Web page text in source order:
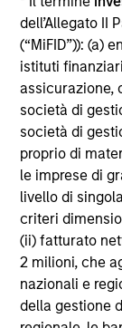
dell’Allegato II
(“MiFID”)): (a)
istituti
assicurazione,
società di
società di
proprio di
le imprese di
livello di
criteri
(ii) fatturato
2 milioni, che
nazionali e
della gestione
sono disponibili
in cui tale
leggi o ai
Più alta è la
rendimento, ma
La categoria 1
rimanda al
gli investitori
rischio specifico
Il Morningstar
prodotti gestiti
variabili e
chiusi e conti
Gli exchange-
considerati
rating viene